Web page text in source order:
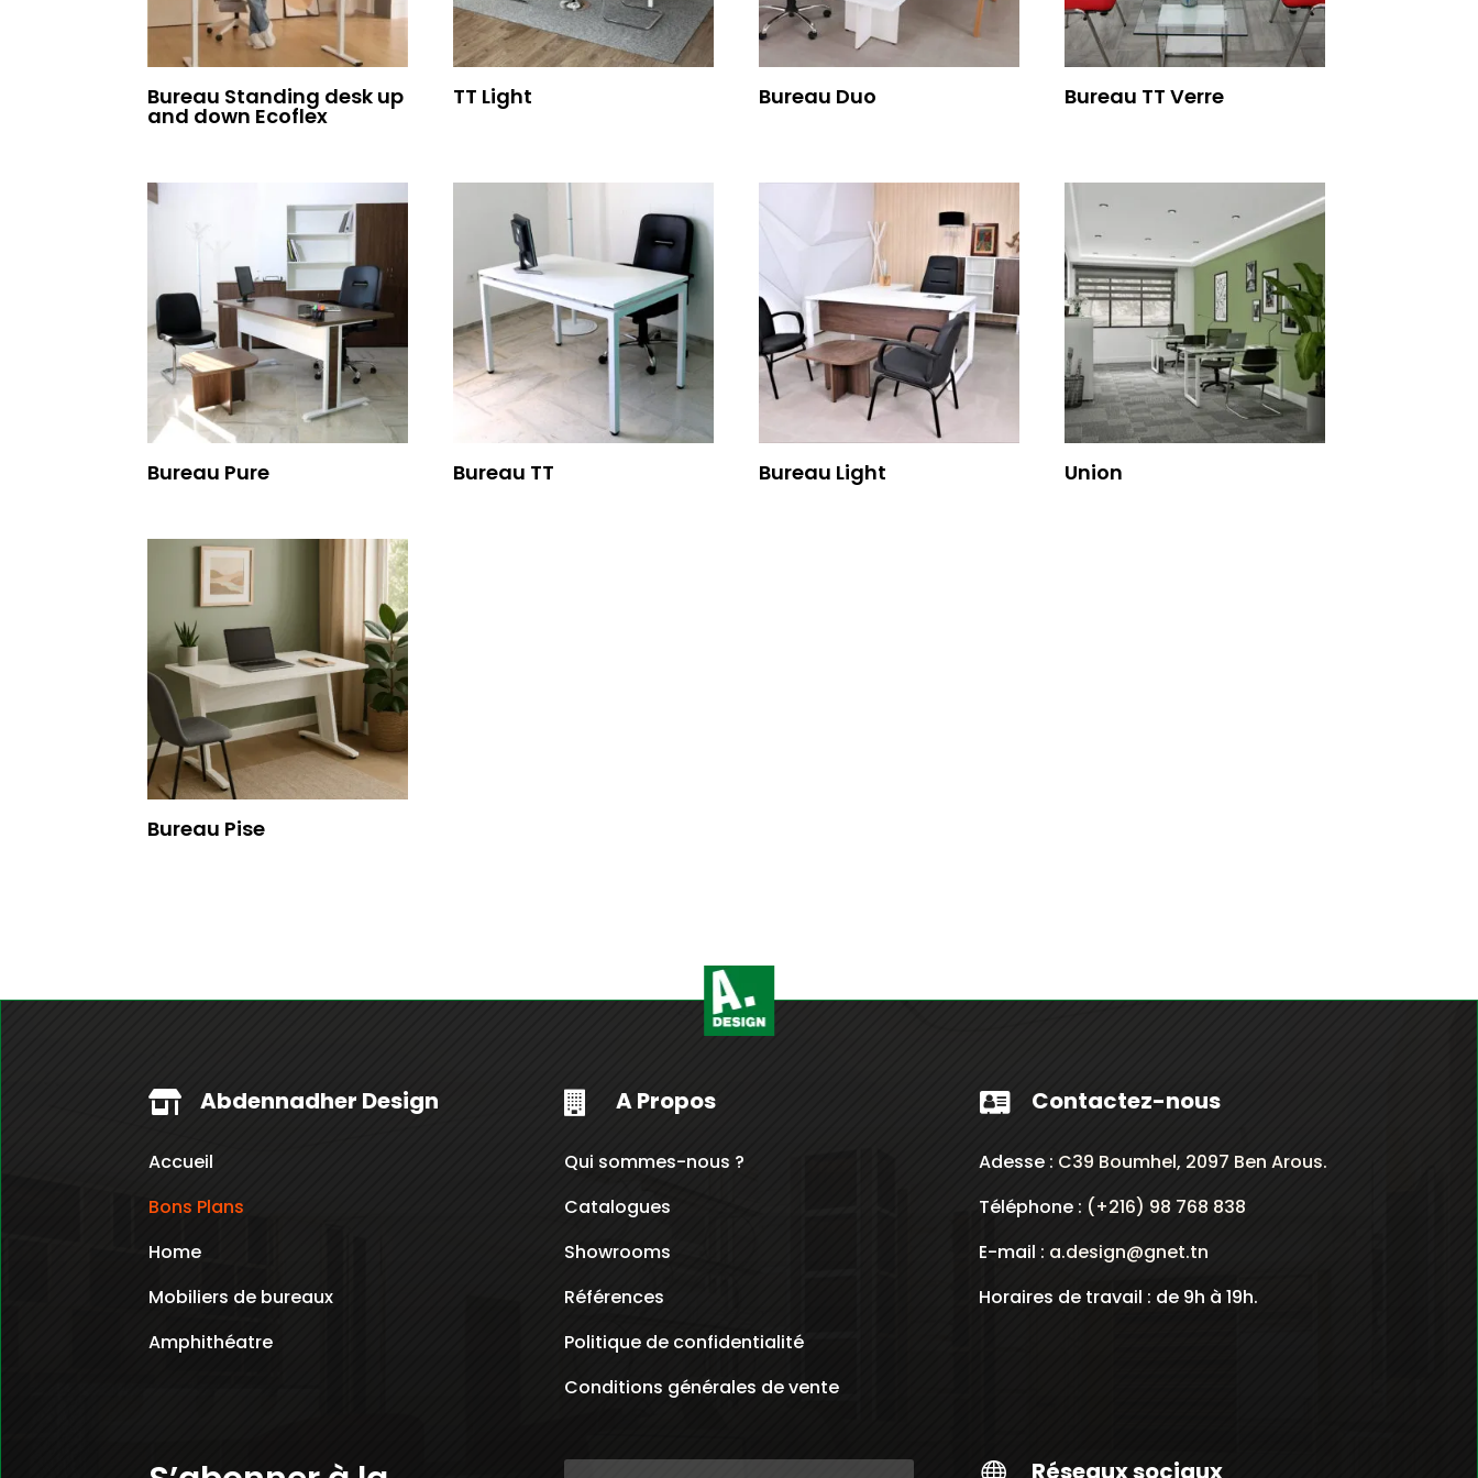
Bureau Standing desk up
and down Ecoflex
TT Light Bureau Duo Bureau TT Verre
Bureau Pure Bureau TT Bureau Light Union
Bureau Pise
 Abdennadher Design
Accueil
Bons Plans
Home
Mobiliers de bureaux
Amphithéatre
 A Propos
Qui sommes-nous ?
Catalogues
Showrooms
Références
Politique de confidentialité
Conditions générales de vente
 Contactez-nous
Adesse : C39 Boumhel, 2097 Ben Arous.
Téléphone : (+216) 98 768 838
E-mail : a.design@gnet.tn
Horaires de travail : de 9h à 19h.
